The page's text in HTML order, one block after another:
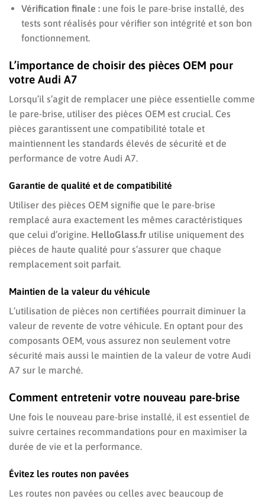
Vérification finale :une fois le pare-brise installé, des
tests sont réalisés pour vérifier son intégrité et son bon
fonctionnement.
L’importance de choisir des pièces OEM pour
votre Audi A7
Lorsqu’il s’agit de remplacer une pièce essentielle comme
le pare-brise, utiliser des pièces OEM est crucial. Ces
pièces garantissent une compatibilité totale et
maintiennent les standards élevés de sécurité et de
performance de votre Audi A7.
Garantie de qualité et de compatibilité
Utiliser des pièces OEM signifie que le pare-brise
remplacé aura exactement les mêmes caractéristiques
que celui d’origine. HelloGlass.fr utilise uniquement des
pièces de haute qualité pour s’assurer que chaque
remplacement soit parfait.
Maintien de la valeur du véhicule
L’utilisation de pièces non certifiées pourrait diminuer la
valeur de revente de votre véhicule. En optant pour des
composants OEM, vous assurez non seulement votre
sécurité mais aussi le maintien de la valeur de votre Audi
A7 sur le marché.
Comment entretenir votre nouveau pare-brise
Une fois le nouveau pare-brise installé, il est essentiel de
suivre certaines recommandations pour en maximiser la
durée de vie et la performance.
Évitez les routes non pavées
Les routes non pavées ou celles avec beaucoup de